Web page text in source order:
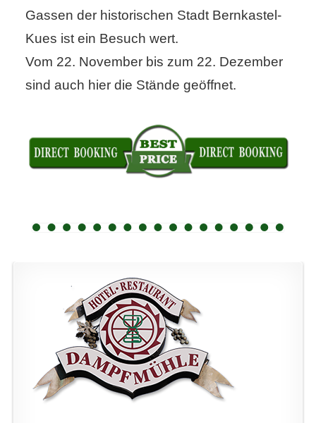
Gassen der historischen Stadt Bernkastel-
Kues ist ein Besuch wert.
Vom 22. November bis zum 22. Dezember
sind auch hier die Stände geöffnet.